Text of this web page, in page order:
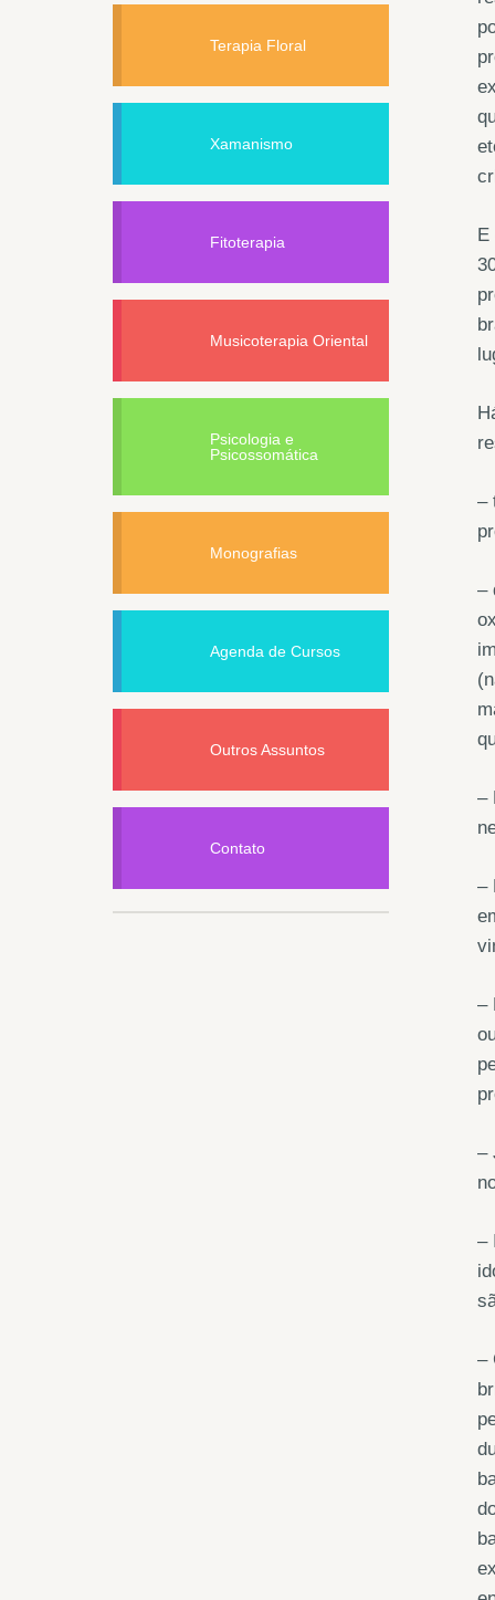
E
–
–
–
–
–
–
–
–
Terapia Floral
Xamanismo
Fitoterapia
Musicoterapia Oriental
Psicologia e
Psicossomática
Monografias
Agenda de Cursos
Outros Assuntos
Contato